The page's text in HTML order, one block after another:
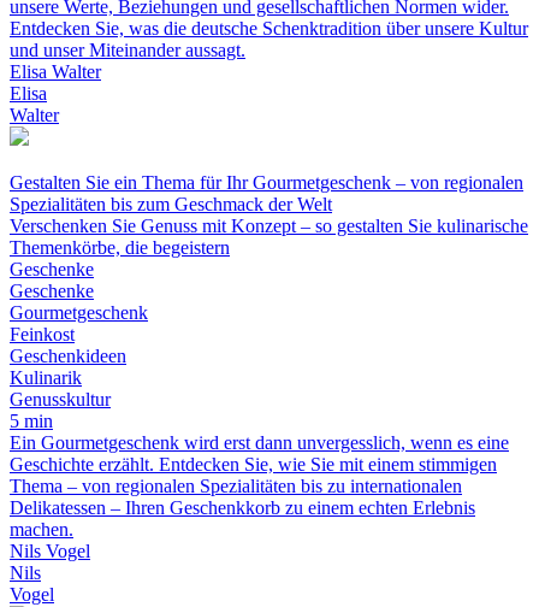
unsere Werte, Beziehungen und gesellschaftlichen Normen wider.
Entdecken Sie, was die deutsche Schenktradition über unsere Kultur
und unser Miteinander aussagt.
Elisa Walter
Elisa
Walter
Gestalten Sie ein Thema für Ihr Gourmetgeschenk – von regionalen
Spezialitäten bis zum Geschmack der Welt
Verschenken Sie Genuss mit Konzept – so gestalten Sie kulinarische
Themenkörbe, die begeistern
Geschenke
Geschenke
Gourmetgeschenk
Feinkost
Geschenkideen
Kulinarik
Genusskultur
5 min
Ein Gourmetgeschenk wird erst dann unvergesslich, wenn es eine
Geschichte erzählt. Entdecken Sie, wie Sie mit einem stimmigen
Thema – von regionalen Spezialitäten bis zu internationalen
Delikatessen – Ihren Geschenkkorb zu einem echten Erlebnis
machen.
Nils Vogel
Nils
Vogel